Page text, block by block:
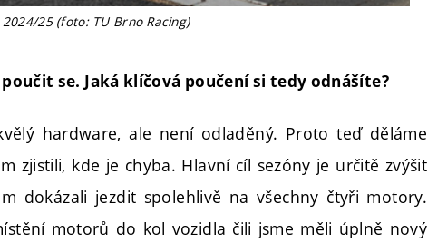
25 (foto: TU Brno Racing)
se. Jaká klíčová poučení si tedy odnášíte?
hardware, ale není odladěný. Proto teď děláme
zjistili, kde je chyba. Hlavní cíl sezóny je určitě zvýšit
dokázali jezdit spolehlivě na všechny čtyři motory.
motorů do kol vozidla čili jsme měli úplně nový